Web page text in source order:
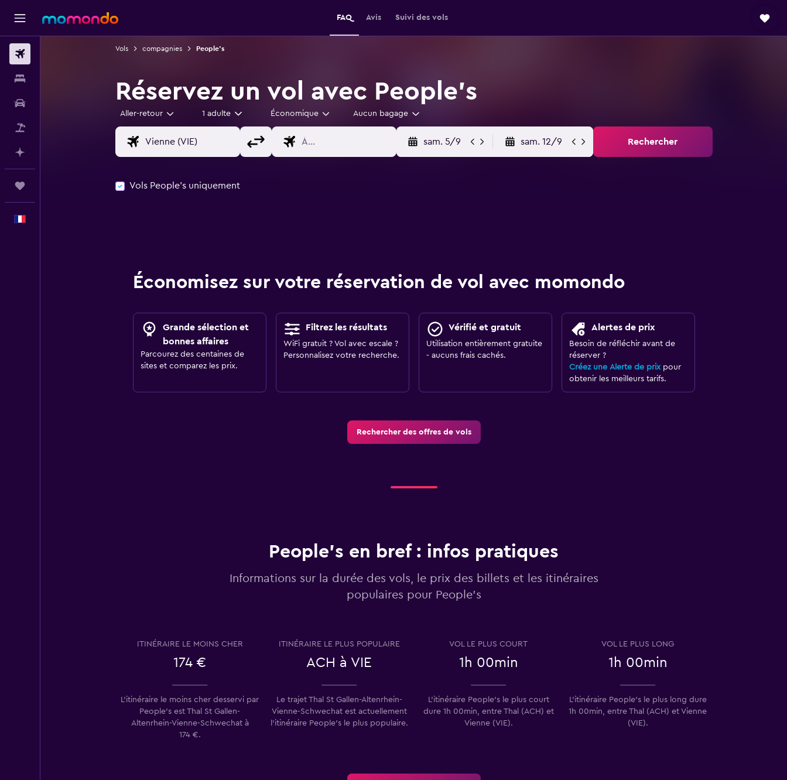
FAQ Avis Suivi des vols
Vols compagnies People's
Réservez un vol avec People's
Aller-retour 1 adulte Économique Aucun bagage
sam. 5/9 sam. 12/9 Rechercher
Vols People's uniquement
Économisez sur votre réservation de vol avec momondo
Grande sélection et
bonnes affaires
Parcourez des centaines de
sites et comparez les prix.
Filtrez les résultats
WiFi gratuit ? Vol avec escale ?
Personnalisez votre recherche.
Vérifié et gratuit
Utilisation entièrement gratuite
- aucuns frais cachés.
Alertes de prix
Besoin de réfléchir avant de
réserver ?
Créez une Alerte de prixpour
obtenir les meilleurs tarifs.
Rechercher des offres de vols
People's en bref : infos pratiques
Informations sur la durée des vols, le prix des billets et les itinéraires
populaires pour People's
ITINÉRAIRE LE MOINS CHER
174 €
ITINÉRAIRE LE PLUS POPULAIRE
ACH à VIE
VOL LE PLUS COURT
1h 00min
VOL LE PLUS LONG
1h 00min
L’itinéraire le moins cher desservi par
People's est Thal St Gallen-
Altenrhein-Vienne-Schwechat à
174 €.
Le trajet Thal St Gallen-Altenrhein-
Vienne-Schwechat est actuellement
l’itinéraire People's le plus populaire.
L’itinéraire People's le plus court
dure 1h 00min, entre Thal (ACH) et
Vienne (VIE).
L’itinéraire People's le plus long dure
1h 00min, entre Thal (ACH) et Vienne
(VIE).